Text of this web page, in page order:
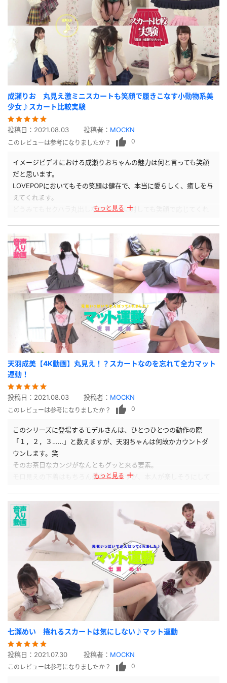
成瀬りお 丸見え激ミニスカートも笑顔で履きこなす小動物系美
少女♪スカート比較実験
投稿日： 2021.08.03 投稿者： MOCKN
このレビューは参考になりましたか？ 0
イメージビデオにおける成瀬りおちゃんの魅力は何と言っても笑顔
だと思います。
LOVEPOPにおいてもその笑顔は健在で、本当に愛らしく、癒しを与
えてくれます。
どうみてもセクハラ丸出しなスカートに対しても笑顔で応じてくれ
もっと見る
天羽成美【4K動画】丸見え！？スカートなのを忘れて全力マット
運動！
投稿日： 2021.08.03 投稿者： MOCKN
このレビューは参考になりましたか？ 0
このシリーズに登場するモデルさんは、ひとつひとつの動作の際
「１，２，３……」と数えますが、天羽ちゃんは何故かカウントダ
ウンします。笑
そのお茶目なカンジがなんともグッと来る要素。
モロ見えの下着はもちろん最高なのですが、本人が楽しそうにして
もっと見る
七瀬めい 捲れるスカートは気にしない♪マット運動
投稿日： 2021.07.30 投稿者： MOCKN
このレビューは参考になりましたか？ 0